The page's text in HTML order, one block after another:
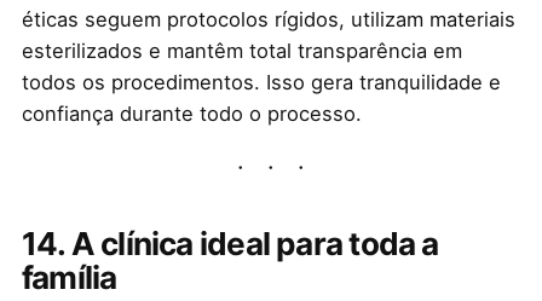
éticas seguem protocolos rígidos, utilizam materiais
esterilizados e mantêm total transparência em
todos os procedimentos. Isso gera tranquilidade e
confiança durante todo o processo.
14. A clínica ideal para toda a
família